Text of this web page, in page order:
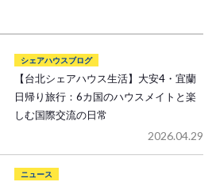
シェアハウスブログ
【台北シェアハウス生活】大安4・宜蘭
日帰り旅行：6カ国のハウスメイトと楽
しむ国際交流の日常
2026.04.29
ニュース